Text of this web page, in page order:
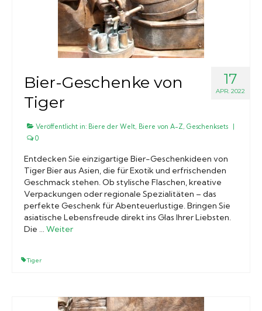
17
APR. 2022
Bier-Geschenke von
Tiger
Veröffentlicht in: Biere der Welt, Biere von A-Z, Geschenksets
|
0
Entdecken Sie einzigartige Bier-Geschenkideen von
Tiger Bier aus Asien, die für Exotik und erfrischenden
Geschmack stehen. Ob stylische Flaschen, kreative
Verpackungen oder regionale Spezialitäten – das
perfekte Geschenk für Abenteuerlustige. Bringen Sie
asiatische Lebensfreude direkt ins Glas Ihrer Liebsten.
Die … Weiter
Tiger